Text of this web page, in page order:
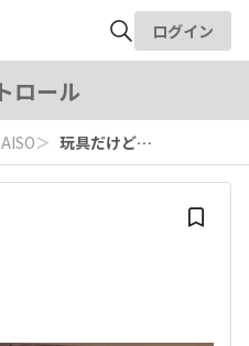
検索
ログイン
ロール
＞ 玩具だけど…